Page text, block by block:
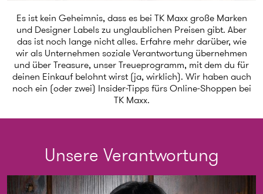
Es ist kein Geheimnis, dass es bei TK Maxx große Marken
und Designer Labels zu unglaublichen Preisen gibt. Aber
das ist noch lange nicht alles. Erfahre mehr darüber, wie
wir als Unternehmen soziale Verantwortung übernehmen
und über Treasure, unser Treueprogramm, mit dem du für
deinen Einkauf belohnt wirst (ja, wirklich). Wir haben auch
noch ein (oder zwei) Insider-Tipps fürs Online-Shoppen bei
TK Maxx.
Unsere Verantwortung